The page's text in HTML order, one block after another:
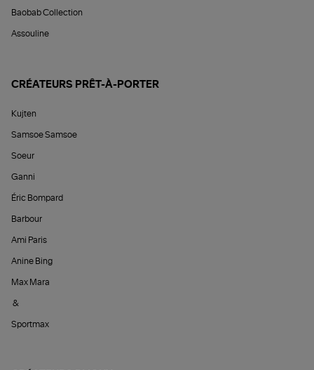
Baobab Collection
Assouline
CRÉATEURS PRÊT-À-PORTER
Kujten
Samsoe Samsoe
Soeur
Ganni
Éric Bompard
Barbour
Ami Paris
Anine Bing
Max Mara
&
Sportmax